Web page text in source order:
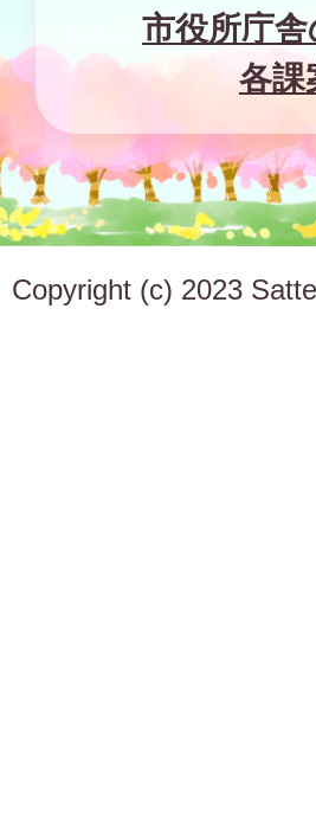
市役所庁
各課
Copyright (c) 2023